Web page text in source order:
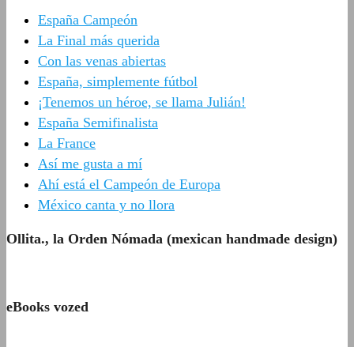
España Campeón
La Final más querida
Con las venas abiertas
España, simplemente fútbol
¡Tenemos un héroe, se llama Julián!
España Semifinalista
La France
Así me gusta a mí
Ahí está el Campeón de Europa
México canta y no llora
Ollita., la Orden Nómada (mexican handmade design)
eBooks vozed